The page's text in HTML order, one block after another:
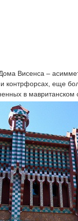
Висенса –
контрфорсах, еще
в мавританском